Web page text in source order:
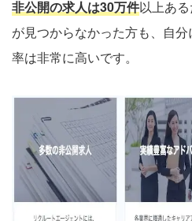
非公開の求人は30万件以上あ
が見つからなかった方も、自
率は非常に高いです。